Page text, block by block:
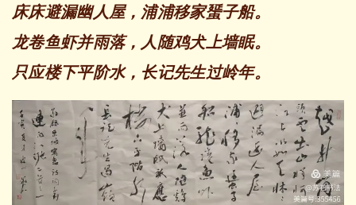
床床避漏幽人屋，浦浦移家蜑子船。
龙卷鱼虾并雨落，人随鸡犬上墙眠。
只应楼下平阶水，长记先生过岭年。